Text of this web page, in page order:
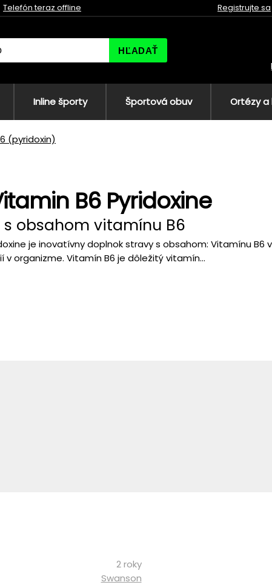
Telefón teraz offline Registrujte sa
HĽADAŤ
Inline športy Športová obuv Ortézy a
(pyridoxin)
B6 Pyridoxine
s obsahom vitamínu B6
je inovatívny doplnok stravy s obsahom: Vitamínu B6
organizme. Vitamín B6 je dôležitý vitamín...
2 roky
Swanson